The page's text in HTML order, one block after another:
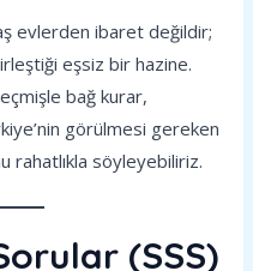
evlerden ibaret değildir;
eşsiz bir hazine.
bağ kurar,
görülmesi gereken
rahatlıkla söyleyebiliriz.
(SSS)